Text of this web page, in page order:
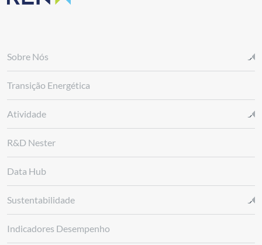
Sobre Nós
Transição Energética
Atividade
R&D Nester
Data Hub
Sustentabilidade
Indicadores Desempenho